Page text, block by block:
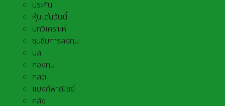
ประกัน
หุ้นเด่นวันนี้
บทวิเคราะห์
ซุบซิบการลงทุน
บล.
กองทุน
กลต.
แบงก์พาณิชย์
คลัง